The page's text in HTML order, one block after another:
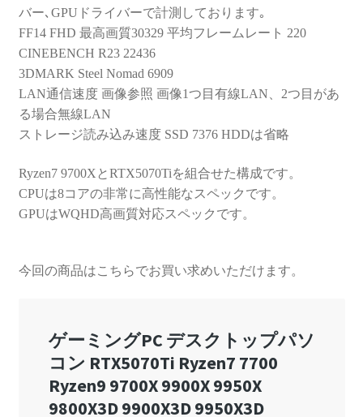
バー､GPUドライバーで計測しております｡
FF14 FHD 最高画質30329 平均フレームレート 220
CINEBENCH R23 22436
3DMARK Steel Nomad 6909
LAN通信速度 画像参照 画像1つ目有線LAN、2つ目があ
る場合無線LAN
ストレージ読み込み速度 SSD 7376 HDDは省略
Ryzen7 9700XとRTX5070Tiを組合せた構成です。
CPUは8コアの非常に高性能なスペックです。
GPUはWQHD高画質対応スペックです。
今回の商品はこちらでお買い求めいただけます。